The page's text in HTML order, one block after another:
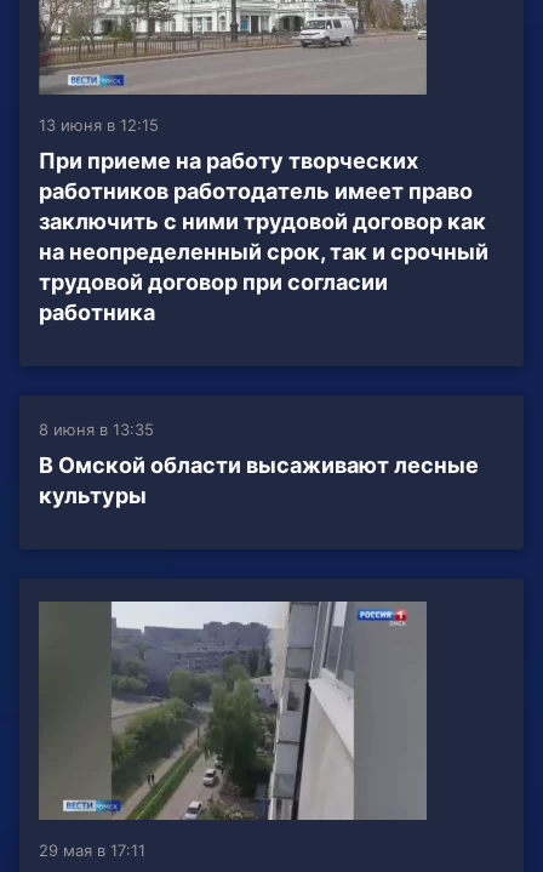
13 июня в 12:15
При приеме на работу творческих
работников работодатель имеет право
заключить с ними трудовой договор как
на неопределенный срок, так и срочный
трудовой договор при согласии
работника
8 июня в 13:35
В Омской области высаживают лесные
культуры
29 мая в 17:11